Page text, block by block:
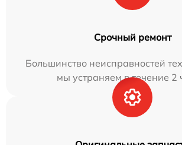
Срочный ремонт
Большинство неисправностей
мы устраняем в течение 2